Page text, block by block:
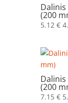
(200
5.12 €
(200
7.15 €